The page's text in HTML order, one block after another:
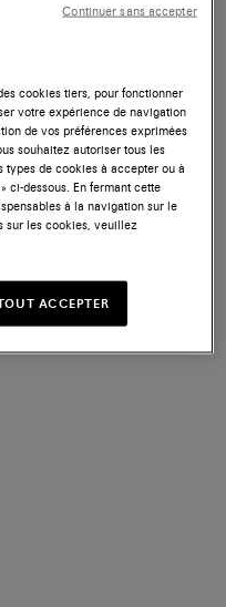
cookies tiers, pour fonctionner
votre expérience de navigation
de vos préférences exprimées
souhaitez autoriser tous les
de cookies à accepter ou à
ci-dessous. En fermant cette
à la navigation sur le
sur les cookies, veuillez
ACCEPTER
Continuer sans accepter